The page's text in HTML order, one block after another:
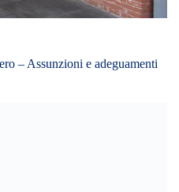
– Assunzioni e adeguamenti